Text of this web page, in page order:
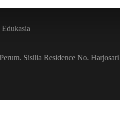
Edukasia
Sisilia Residence No.